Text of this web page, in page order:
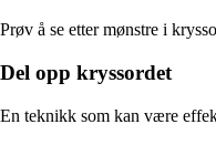
Prøv å se etter mønstre i
Del opp kryssordet
En teknikk som kan være